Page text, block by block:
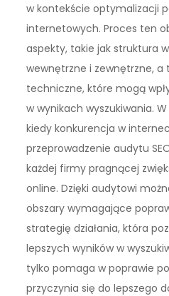
w kontekście optymalizacji
internetowych. Proces ten
aspekty, takie jak struktura
wewnętrzne i zewnętrzne, a
techniczne, które mogą
w wynikach wyszukiwania.
kiedy konkurencja w
przeprowadzenie audytu
każdej firmy pragnącej
online. Dzięki audytowi
obszary wymagające
strategię działania, która
lepszych wyników w
tylko pomaga w poprawie
przyczynia się do lepszego